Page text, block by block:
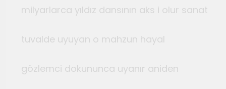
milyarlarca yıldız dansının aks i olur sanat
tuvalde uyuyan o mahzun hayal
gözlemci dokununca uyanır aniden